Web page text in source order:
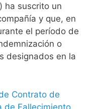
ha suscrito un
y que, en
el período de
o
designados en la
Contrato de
de Fallecimiento